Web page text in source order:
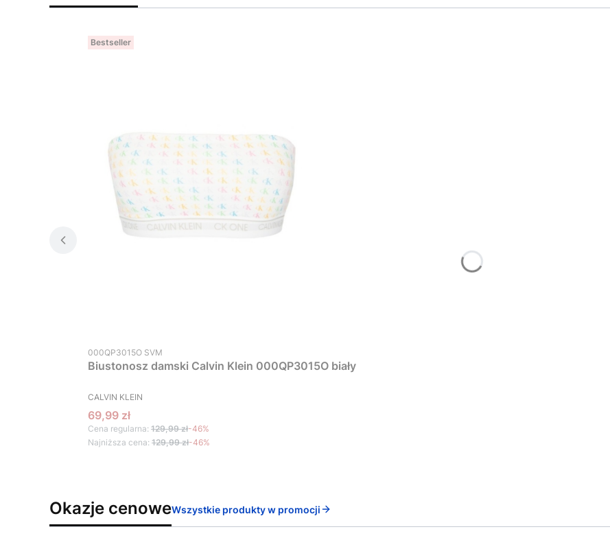
Bestseller
Kod produktu
000QP3015O SVM
Biustonosz damski Calvin Klein 000QP3015O biały
PRODUCENT
CALVIN KLEIN
Cena promocyjna
69,99 zł
Cena regularna: 129,99 zł-46%
Najniższa cena: 129,99 zł-46%
Okazje cenoweWszystkie produkty w promocji